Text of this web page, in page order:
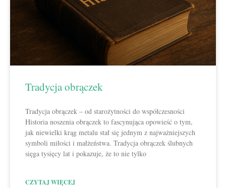
Tradycja obrączek
Tradycja obrączek – od starożytności do współczesności
Historia noszenia obrączek to fascynująca opowieść o tym,
jak niewielki krąg metalu stał się jednym z najważniejszych
symboli miłości i małżeństwa. Tradycja obrączek ślubnych
sięga tysięcy lat i pokazuje, że to nie tylko
CZYTAJ WIĘCEJ